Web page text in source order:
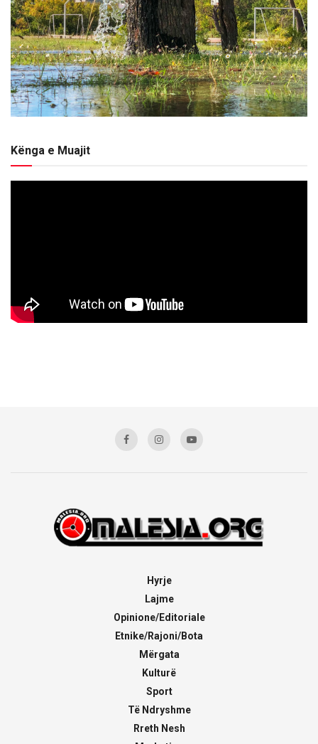
Kënga e Muajit
Hyrje
Lajme
Opinione/Editoriale
Etnike/Rajoni/Bota
Mërgata
Kulturë
Sport
Të Ndryshme
Rreth Nesh